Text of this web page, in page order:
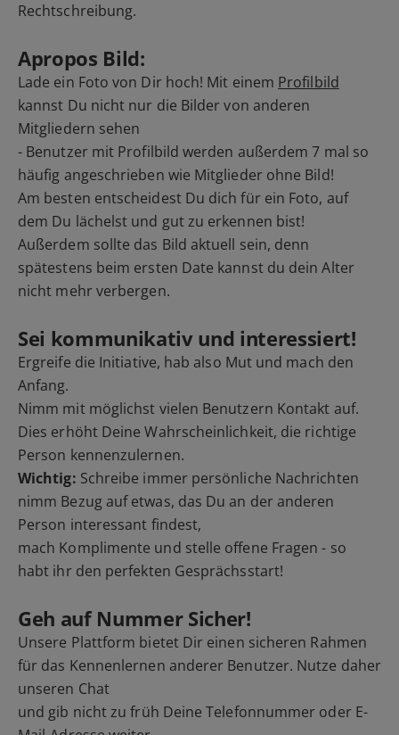
Rechtschreibung.
Apropos Bild:
Lade ein Foto von Dir hoch! Mit einem Profilbild
kannst Du nicht nur die Bilder von anderen
Mitgliedern sehen
- Benutzer mit Profilbild werden außerdem 7 mal so
häufig angeschrieben wie Mitglieder ohne Bild!
Am besten entscheidest Du dich für ein Foto, auf
dem Du lächelst und gut zu erkennen bist!
Außerdem sollte das Bild aktuell sein, denn
spätestens beim ersten Date kannst du dein Alter
nicht mehr verbergen.
Sei kommunikativ und interessiert!
Ergreife die Initiative, hab also Mut und mach den
Anfang.
Nimm mit möglichst vielen Benutzern Kontakt auf.
Dies erhöht Deine Wahrscheinlichkeit, die richtige
Person kennenzulernen.
Wichtig: Schreibe immer persönliche Nachrichten
nimm Bezug auf etwas, das Du an der anderen
Person interessant findest,
mach Komplimente und stelle offene Fragen - so
habt ihr den perfekten Gesprächsstart!
Geh auf Nummer Sicher!
Unsere Plattform bietet Dir einen sicheren Rahmen
für das Kennenlernen anderer Benutzer. Nutze daher
unseren Chat
und gib nicht zu früh Deine Telefonnummer oder E-